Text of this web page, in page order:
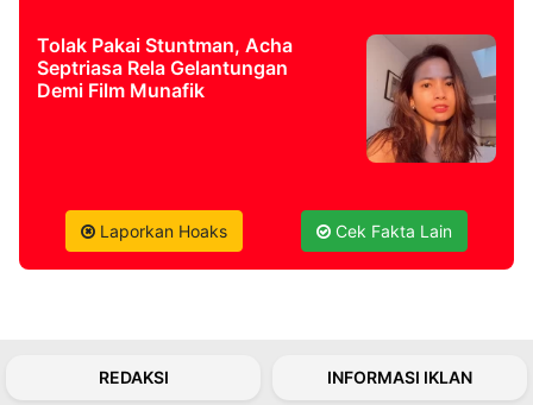
Kabarbaru
Media
Holding
Tolak Pakai Stuntman, Acha
Septriasa Rela Gelantungan
Demi Film Munafik
Laporkan Hoaks Cek Fakta Lain
REDAKSI INFORMASI IKLAN